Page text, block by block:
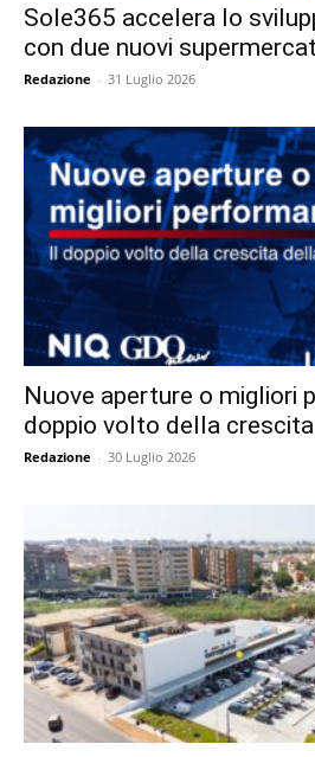
Sole365 accelera lo
con due nuovi
Redazione - 31 Luglio 2026
Nuove aperture o migliori
doppio volto della crescita
Redazione - 30 Luglio 2026